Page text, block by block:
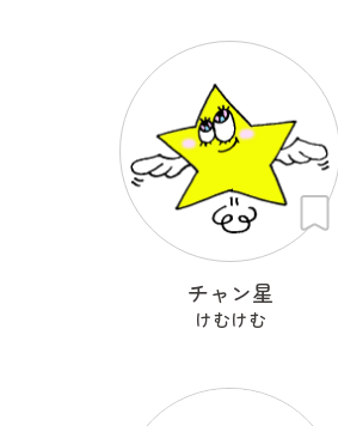
チャン星
けむけむ